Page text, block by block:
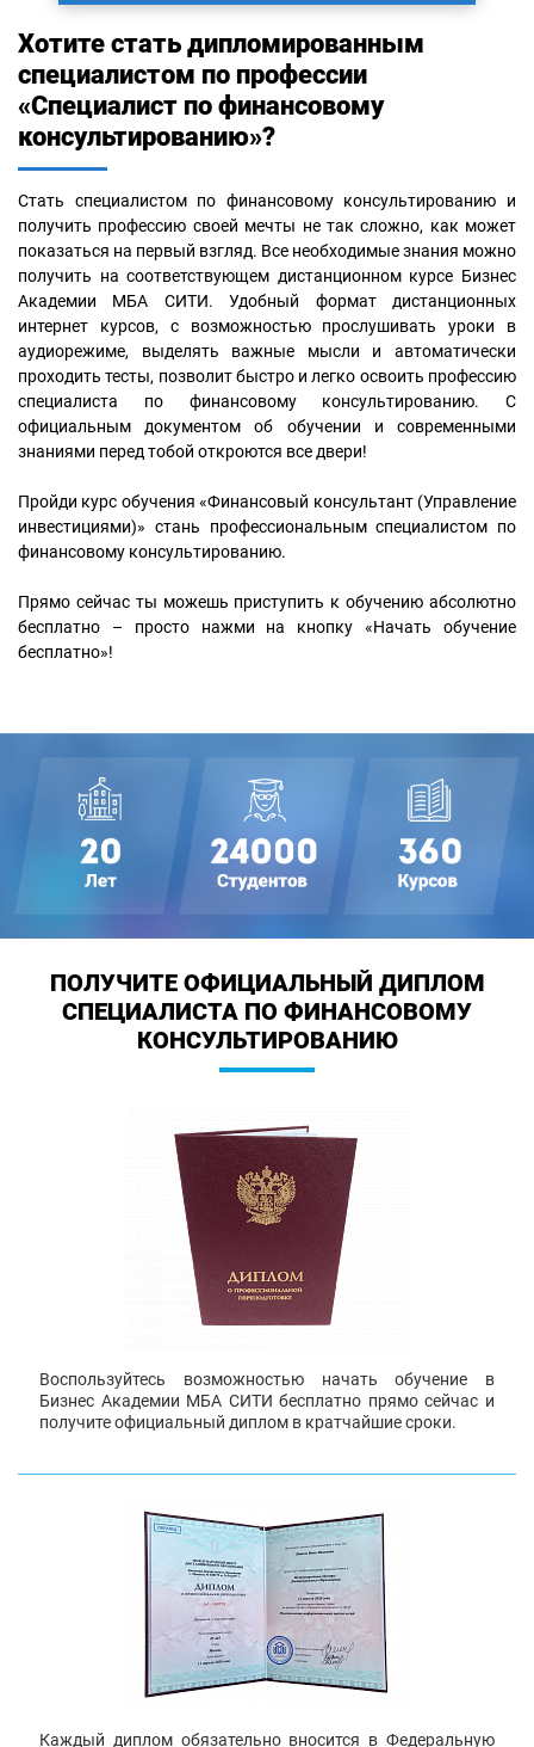
Хотите стать дипломированным
специалистом по профессии
«Специалист по финансовому
консультированию»?
Стать специалистом по финансовому консультированию и
получить профессию своей мечты не так сложно, как может
показаться на первый взгляд. Все необходимые знания можно
получить на соответствующем дистанционном курсе Бизнес
Академии МБА СИТИ. Удобный формат дистанционных
интернет курсов, с возможностью прослушивать уроки в
аудиорежиме, выделять важные мысли и автоматически
проходить тесты, позволит быстро и легко освоить профессию
специалиста по финансовому консультированию. С
официальным документом об обучении и современными
знаниями перед тобой откроются все двери!
Пройди курс обучения «Финансовый консультант (Управление
инвестициями)» стань профессиональным специалистом по
финансовому консультированию.
Прямо сейчас ты можешь приступить к обучению абсолютно
бесплатно – просто нажми на кнопку «Начать обучение
бесплатно»!
ПОЛУЧИТЕ ОФИЦИАЛЬНЫЙ ДИПЛОМ
СПЕЦИАЛИСТА ПО ФИНАНСОВОМУ
КОНСУЛЬТИРОВАНИЮ
Воспользуйтесь возможностью начать обучение в
Бизнес Академии МБА СИТИ бесплатно прямо сейчас и
получите официальный диплом в кратчайшие сроки.
Каждый диплом обязательно вносится в Федеральную